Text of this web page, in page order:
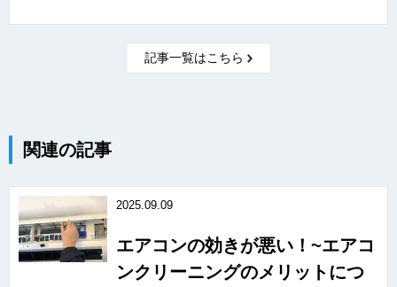
記事一覧はこちら
関連の記事
2025.09.09
エアコンの効きが悪い！~エアコ
ンクリーニングのメリットにつ